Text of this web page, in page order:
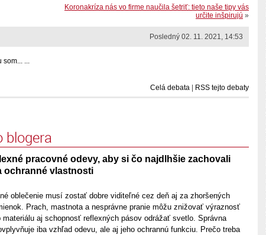
Koronakríza nás vo firme naučila šetriť: tieto naše tipy vás
určite inšpirujú »
Posledný 02. 11. 2021, 14:53
som... ...
Celá debata RSS tejto debaty
blogera
pracovné odevy, aby si čo najdlhšie zachovali
vlastnosti
oblečenie musí zostať dobre viditeľné cez deň aj za zhoršených
Prach, mastnota a nesprávne pranie môžu znižovať výraznosť
materiálu aj schopnosť reflexných pásov odrážať svetlo. Správna
iba vzhľad odevu, ale aj jeho ochrannú funkciu. Prečo treba